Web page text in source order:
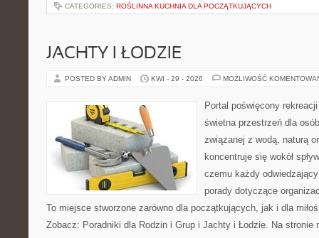
CATEGORIES: ROŚLINNA KUCHNIA DLA POCZĄTKUJĄCYCH
JACHTY I ŁODZIE
POSTED BY ADMIN KWI - 29 - 2026 MOŻLIWOŚĆ
Portal poświęcony
świetna przestrzeń dla
związanej z wodą, naturą
koncentruje się wokół
czemu każdy
porady dotyczące
To miejsce stworzone zarówno dla początkujących, jak i dla
Zobacz: Poradniki dla Rodzin i Grup i Jachty i Łodzie. Na stronie